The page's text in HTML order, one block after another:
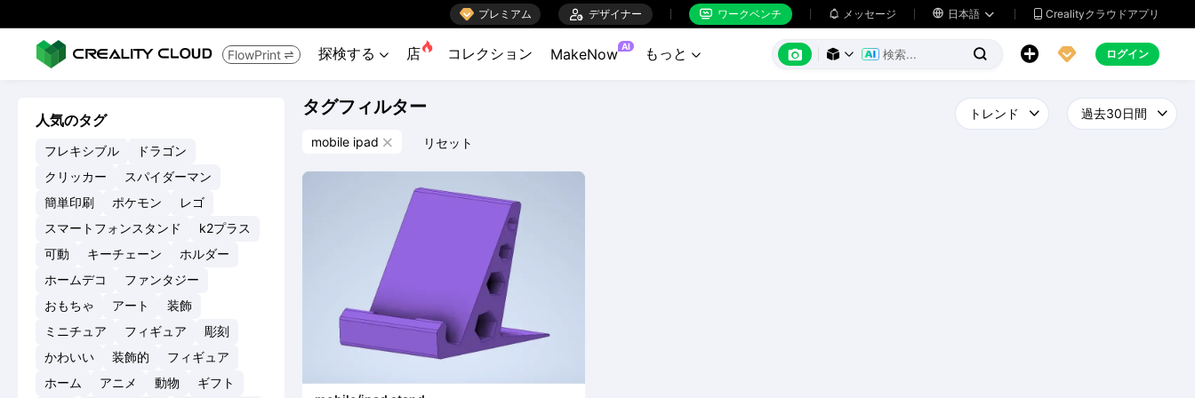
 プレミアム  デザイナー  ワークベンチ  メッセージ  日本語   Crealityクラウドアプリ
FlowPrint  探検する  店 コレクション MakeNow AI もっと        ログイン
人気のタグ
フレキシブル
ドラゴン
クリッカー
スパイダーマン
簡単印刷
ポケモン
レゴ
スマートフォンスタンド
k2プラス
可動
キーチェーン
ホルダー
ホームデコ
ファンタジー
おもちゃ
アート
装飾
ミニチュア
フィギュア
彫刻
かわいい
装飾的
フィギュア
ホーム
アニメ 動物
ギフト
タグフィルター
mobile ipad  リセット